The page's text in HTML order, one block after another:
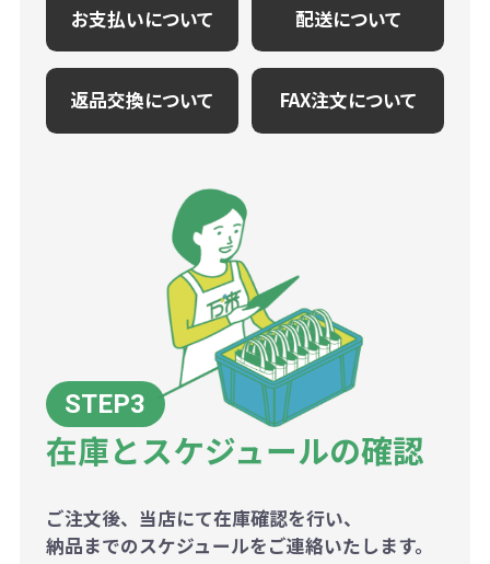
お支払いについて 配送について
返品交換について FAX注文について
在庫とスケジュールの確認
ご注文後、当店にて在庫確認を行い、
納品までのスケジュールをご連絡いたします。